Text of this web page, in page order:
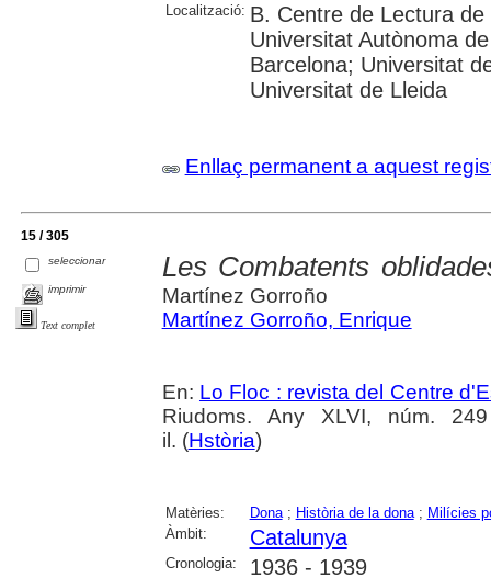
Localització: B. Centre de Lectura
Universitat Autònoma
Barcelona; Universitat
Universitat de Lleida
Enllaç permanent a aquest
15 / 305
seleccionar
imprimir
Text complet
Les Combatents
Martínez Gorroño
Martínez Gorroño, Enrique
En: Lo Floc : revista del Centre
Riudoms. Any XLVI, núm.
il. (Hstòria)
Matèries: Dona; Història de la dona; Milícies
Àmbit:
Catalunya
Cronologia: 1936 - 1939